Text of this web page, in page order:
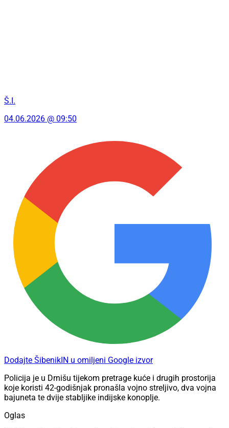
Š.I.
04.06.2026 @ 09:50
Dodajte ŠibenikIN u omiljeni Google izvor
Policija je u Drnišu tijekom pretrage kuće i drugih prostorija
koje koristi 42-godišnjak pronašla vojno streljivo, dva vojna
bajuneta te dvije stabljike indijske konoplje.
Oglas